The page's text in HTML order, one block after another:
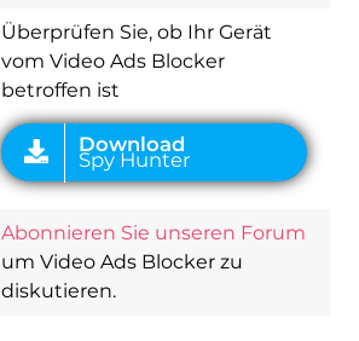
Überprüfen Sie, ob Ihr Gerät
vom Video Ads Blocker
betroffen ist
Abonnieren Sie unseren Forum
um Video Ads Blocker zu
diskutieren.